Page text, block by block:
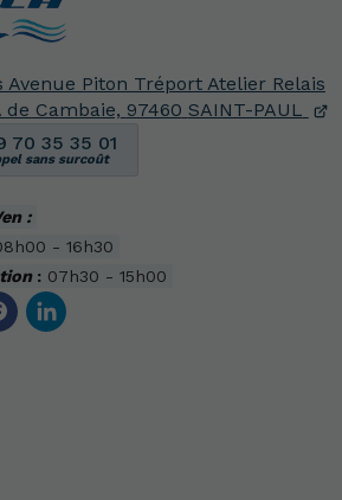
Avenue Piton Tréport Atelier Relais
de Cambaie, 97460 SAINT-PAUL
70 35 35 01
sans surcoût
:
- 16h30
: 07h30 - 15h00